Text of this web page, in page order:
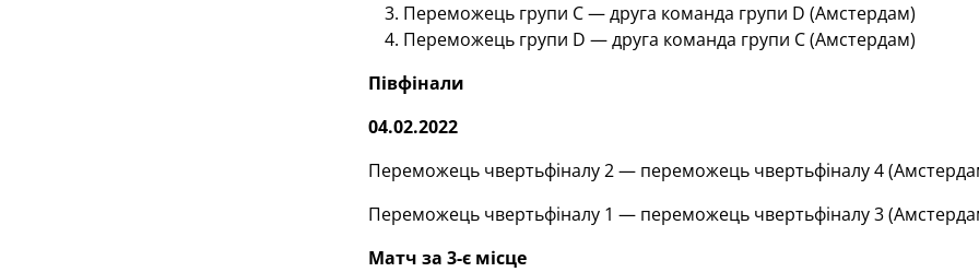
Переможець групи C — друга команда групи D (Амстердам)
Переможець групи D — друга команда групи C (Амстердам)
Півфінали
04.02.2022
Переможець чвертьфіналу 2 — переможець чвертьфіналу 4
Переможець чвертьфіналу 1 — переможець чвертьфіналу 3
Матч за 3-є місце